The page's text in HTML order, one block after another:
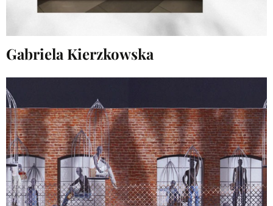
Gabriela Kierzkowska